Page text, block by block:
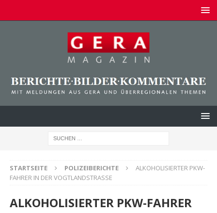
STARTSEITE POLIZEIBERICHTE
ALKOHOLISIERTER PKW-
FAHRER IN DER VOGTLANDSTRASSE
ALKOHOLISIERTER PKW-FAHRER